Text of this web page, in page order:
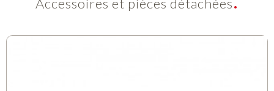
Accessoires et pièces détachées